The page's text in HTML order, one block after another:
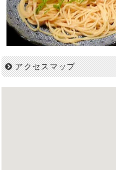
アクセスマップ